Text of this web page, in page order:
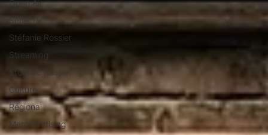
Open Air
Série TV
Stéfanie Rossier
Streaming
Stefanie Rossier
Culture
Régional
Merchandising